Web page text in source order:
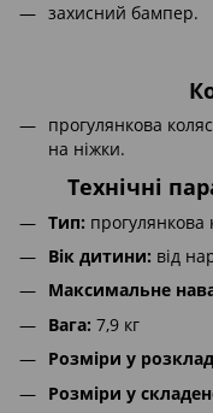
захисний бампер.
прогулянкова
на ніжки.
Технічні
Тип: прогулянкова
Вік дитини: від
Максимальне
Вага: 7,9 кг
Розміри у
Розміри у